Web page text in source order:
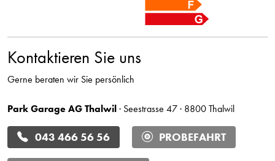
Kontaktieren Sie uns
Gerne beraten wir Sie persönlich
Park Garage AG Thalwil· Seestrasse 47 · 8800 Thalwil
043 466 56 56 PROBEFAHRT